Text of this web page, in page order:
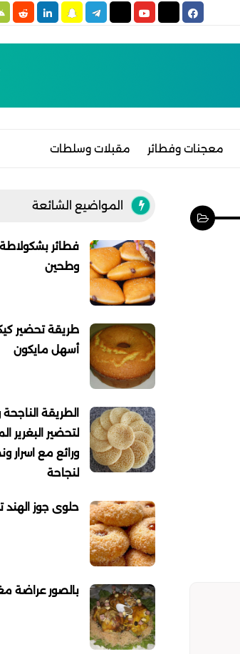
معجنات وفطائر مقبلات وسلطات
المواضيع الشائعة
فطائر
وطحين
طريقة تحضير
أسهل مايكون
الطريقة
لتحضير البغرير
ورائع مع اسرار
لنجاحة
حلوى جوز
بالصور عراضة